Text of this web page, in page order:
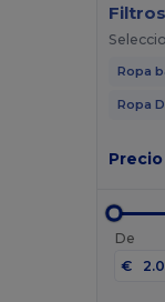
Filtros
Ropa
Ropa
Precio
De
€